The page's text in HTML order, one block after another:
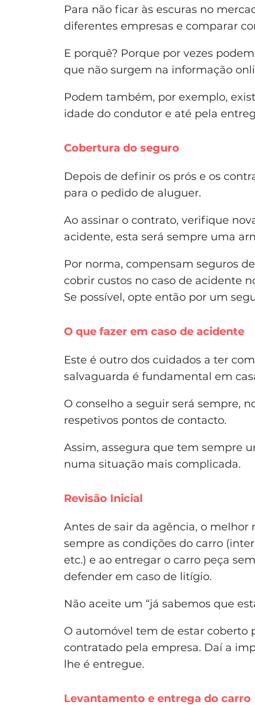
Para não ficar às escuras no
diferentes empresas e comparar
E porquê? Porque por vezes
que não surgem na informação
Podem também, por exemplo,
idade do condutor e até pela
Cobertura do seguro
Depois de definir os prós e os
para o pedido de aluguer.
Ao assinar o contrato, verifique
acidente, esta será sempre uma
Por norma, compensam seguros
cobrir custos no caso de acidente
Se possível, opte então por um
O que fazer em caso de acidente
Este é outro dos cuidados a ter
salvaguarda é fundamental em
O conselho a seguir será sempre,
respetivos pontos de contacto.
Assim, assegura que tem sempre
numa situação mais complicada.
Revisão Inicial
Antes de sair da agência, o
sempre as condições do carro
etc.) e ao entregar o carro peça
defender em caso de litígio.
Não aceite um “já sabemos que
O automóvel tem de estar coberto
contratado pela empresa. Daí a
lhe é entregue.
Levantamento e entrega do carro